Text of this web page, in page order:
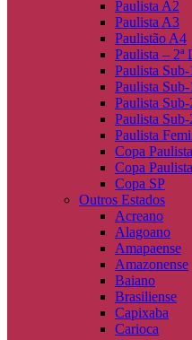
Paulista A2
Paulista A3
Paulistão A4
Paulista – 2ª
Paulista
Paulista
Paulista
Paulista
Paulista
Copa Paulista
Copa
Copa SP
Outros Estados
Acreano
Alagoano
Amapaense
Amazonense
Baiano
Brasiliense
Capixaba
Carioca